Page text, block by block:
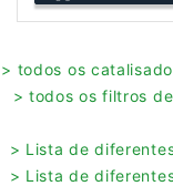
> todos os
> todos os filtros
> Lista de
> Lista de